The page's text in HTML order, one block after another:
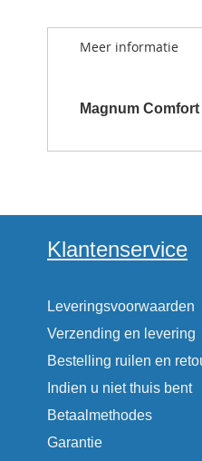
to
Meer informatie
Magnum
Klantenservice
Leveringsvoorwaarden
Verzending en levering
Bestelling ruilen en
Indien u niet thuis bent
Betaalmethodes
Garantie